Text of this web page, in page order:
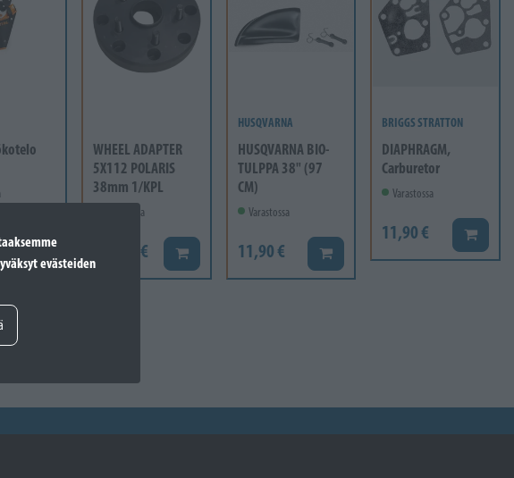
evästeiden
WHEEL ADAPTER
5X112 POLARIS
38mm 1/KPL
Varastossa
126,60 € Lisää koriin
HUSQVARNA
HUSQVARNA BIO-
TULPPA 38" (97
CM)
Varastossa
11,90 € Lisää koriin
BRIGGS STRATTON
DIAPHRAGM,
Carburetor
Varastossa
11,90 € Lisää